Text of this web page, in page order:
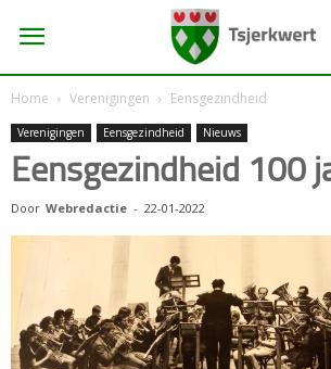
Home Verenigingen Eensgezindheid
Verenigingen Eensgezindheid Nieuws
Eensgezindheid 100
Door Webredactie - 22-01-2022